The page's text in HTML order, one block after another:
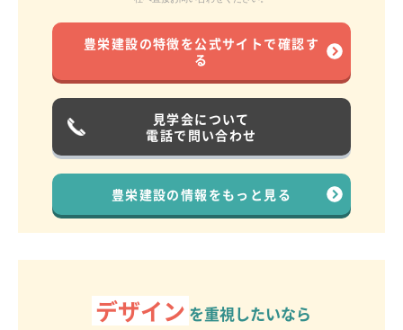
豊栄建設の特徴を公式サイトで確認す
る
見学会について
電話で問い合わせ
豊栄建設の情報をもっと見る
デザイン を重視したいなら